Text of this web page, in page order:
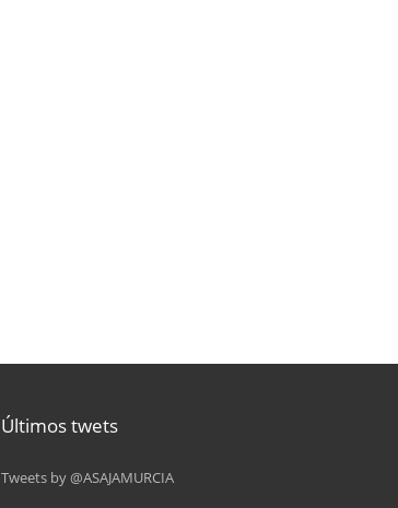
Últimos twets
Tweets by @ASAJAMURCIA